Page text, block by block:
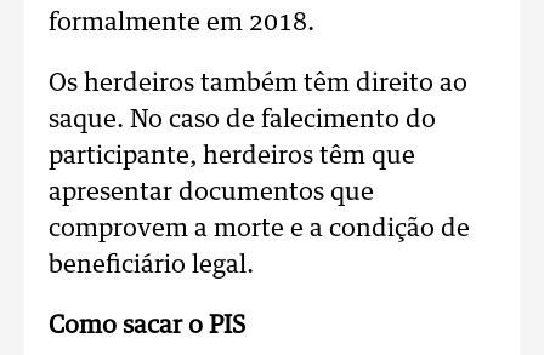
formalmente em 2018.
Os herdeiros também têm direito ao
saque. No caso de falecimento do
participante, herdeiros têm que
apresentar documentos que
comprovem a morte e a condição de
beneficiário legal.
Como sacar o PIS